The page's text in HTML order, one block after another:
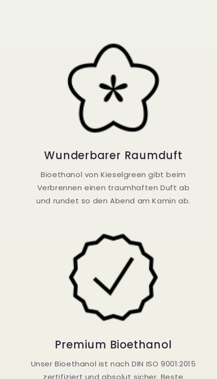
Wunderbarer Raumduft
Bioethanol von Kieselgreen gibt beim
Verbrennen einen traumhaften Duft ab
und rundet so den Abend am Kamin ab.
Premium Bioethanol
Unser Bioethanol ist nach DIN ISO 9001:2015
zertifiziert und absolut sicher. Beste